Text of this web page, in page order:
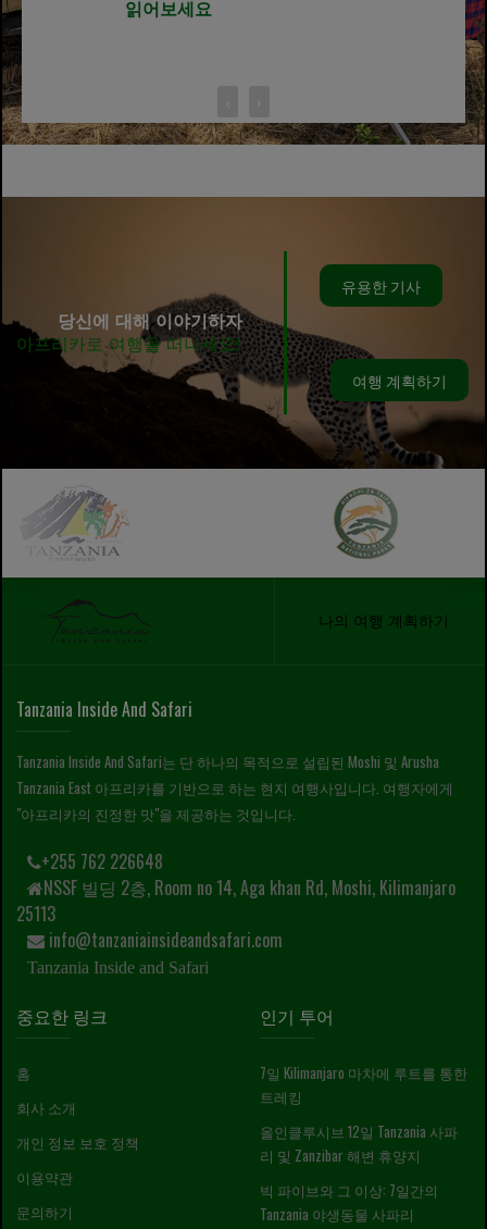
읽어보세요
당신에 대해 이야기하자
아프리카로 여행을 떠나세요!
유용한 기사
여행 계획하기
나의 여행 계획하기
Tanzania Inside And Safari
Tanzania Inside And Safari는 단 하나의 목적으로 설립된 Moshi 및 Arusha
Tanzania East 아프리카를 기반으로 하는 현지 여행사입니다. 여행자에게
"아프리카의 진정한 맛"을 제공하는 것입니다.
+255 762 226648
NSSF 빌딩 2층, Room no 14, Aga khan Rd, Moshi, Kilimanjaro
25113
info@tanzaniainsideandsafari.com
Tanzania Inside and Safari
중요한 링크
홈
회사 소개
개인 정보 보호 정책
이용약관
문의하기
인기 투어
7일 Kilimanjaro 마차메 루트를 통한
트레킹
올인클루시브 12일 Tanzania 사파
리 및 Zanzibar 해변 휴양지
빅 파이브와 그 이상: 7일간의
Tanzania 야생동물 사파리